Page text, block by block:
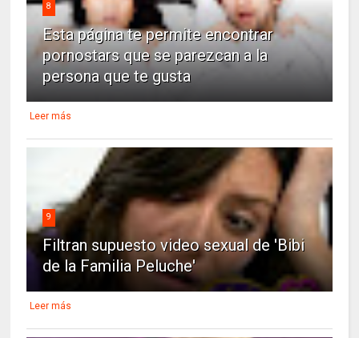
8
Esta página te permite encontrar
pornostars que se parezcan a la
persona que te gusta
Leer más
9
Filtran supuesto video sexual de 'Bibi
de la Familia Peluche'
Leer más